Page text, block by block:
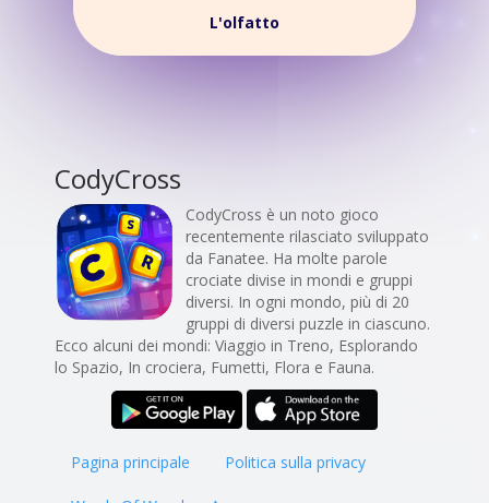
L'olfatto
CodyCross
CodyCross è un noto gioco
recentemente rilasciato sviluppato
da Fanatee. Ha molte parole
crociate divise in mondi e gruppi
diversi. In ogni mondo, più di 20
gruppi di diversi puzzle in ciascuno.
Ecco alcuni dei mondi: Viaggio in Treno, Esplorando
lo Spazio, In crociera, Fumetti, Flora e Fauna.
Pagina principale Politica sulla privacy